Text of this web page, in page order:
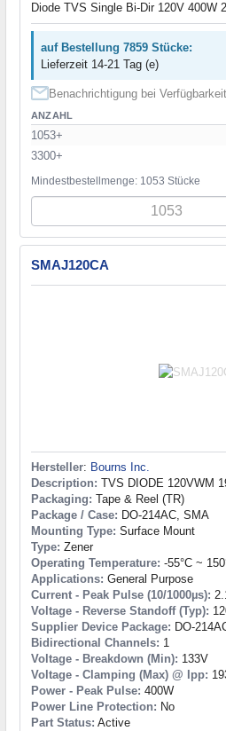
Diode TVS Single Bi-Dir 120V 400W
auf Bestellung 7859 Stücke:
Lieferzeit 14-21 Tag (e)
Benachrichtigung bei Verfügbarkeit
ANZAHL
1053+
3300+
Mindestbestellmenge: 1053 Stücke
SMAJ120CA
Hersteller: Bourns Inc.
Description: TVS DIODE 120VWM
Packaging: Tape & Reel (TR)
Package / Case: DO-214AC, SMA
Mounting Type: Surface Mount
Type: Zener
Operating Temperature: -55°C ~
Applications: General Purpose
Current - Peak Pulse (10/1000µs):
Voltage - Reverse Standoff (Typ):
Supplier Device Package: DO-
Bidirectional Channels: 1
Voltage - Breakdown (Min): 133V
Voltage - Clamping (Max) @ Ipp:
Power - Peak Pulse: 400W
Power Line Protection: No
Part Status: Active